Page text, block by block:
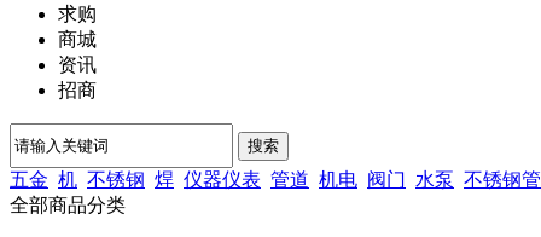
求购
商城
资讯
招商
搜索
五金 机 不锈钢 焊 仪器仪表 管道 机电 阀门 水泵 不锈钢管
全部商品分类